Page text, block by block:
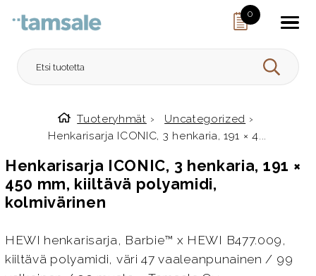
0
HAE
Etusivulle
Tuoteryhmät › Uncategorized ›
Henkarisarja ICONIC, 3 henkaria, 191 × 4...
Henkarisarja ICONIC, 3 henkaria, 191 ×
450 mm, kiiltävä polyamidi,
kolmivärinen
HEWI henkarisarja, Barbie™ x HEWI B477.009,
kiiltävä polyamidi, väri 47 vaaleanpunainen / 99